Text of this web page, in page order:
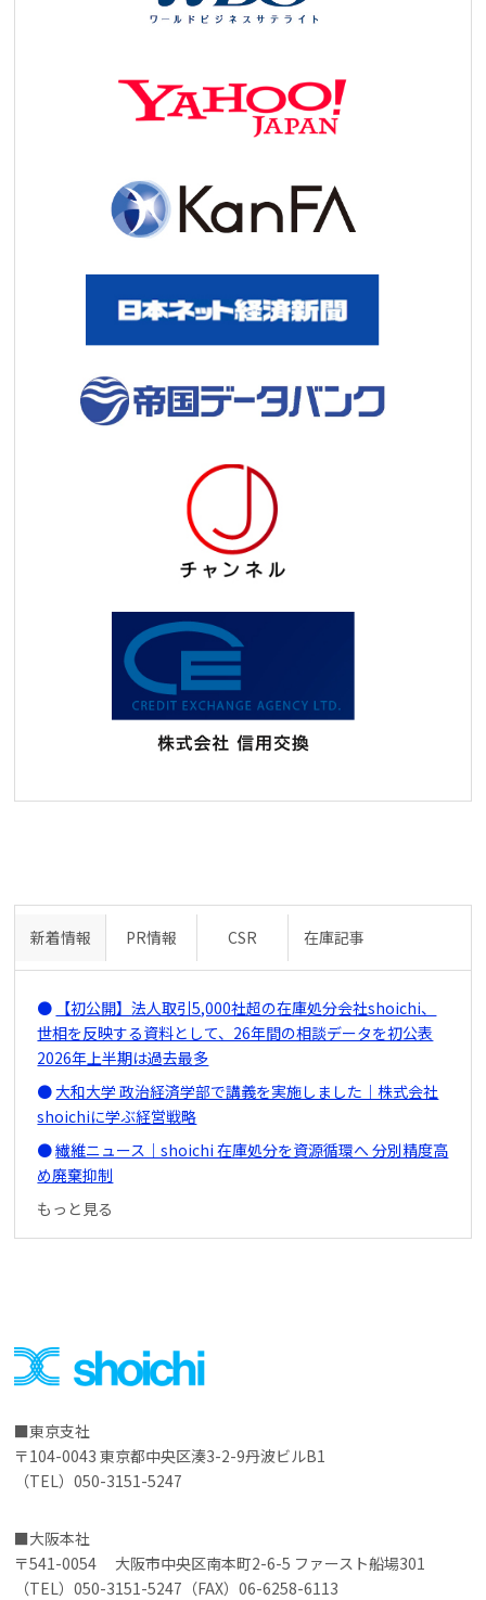
新着情報 PR情報 CSR 在庫記事
【初公開】法人取引5,000社超の在庫処分会社shoichi、
世相を反映する資料として、26年間の相談データを初公表
2026年上半期は過去最多
大和大学 政治経済学部で講義を実施しました｜株式会社
shoichiに学ぶ経営戦略
繊維ニュース｜shoichi 在庫処分を資源循環へ 分別精度高
め廃棄抑制
もっと見る
東京支社
〒104-0043 東京都中央区湊3-2-9丹波ビルB1
（TEL）050-3151-5247
大阪本社
〒541-0054 大阪市中央区南本町2-6-5 ファースト船場301
（TEL）050-3151-5247（FAX）06-6258-6113